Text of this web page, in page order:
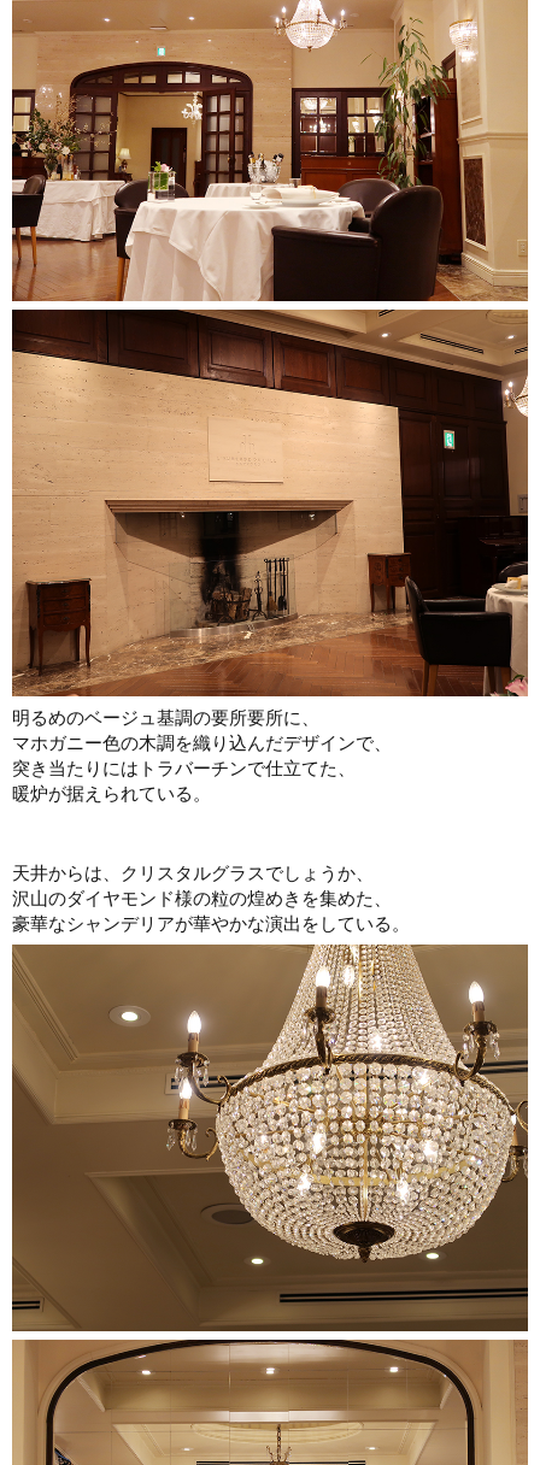
明るめのベージュ基調の要所要所に、
マホガニー色の木調を織り込んだデザインで、
突き当たりにはトラバーチンで仕立てた、
暖炉が据えられている。
天井からは、クリスタルグラスでしょうか、
沢山のダイヤモンド様の粒の煌めきを集めた、
豪華なシャンデリアが華やかな演出をしている。